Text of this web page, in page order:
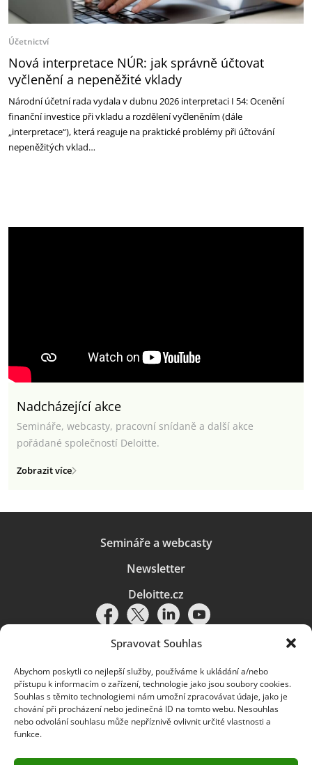
Spravovat Souhlas
Abychom poskytli co nejlepší služby, používáme k ukládání a/nebo
přístupu k informacím o zařízení, technologie jako jsou soubory cookies.
Souhlas s těmito technologiemi nám umožní zpracovávat údaje, jako je
chování při procházení nebo jedinečná ID na tomto webu. Nesouhlas
nebo odvolání souhlasu může nepříznivě ovlivnit určité vlastnosti a
funkce.
Účetnictví
Nová interpretace NÚR: jak správně účtovat
vyčlenění a nepeněžité vklady
Národní účetní rada vydala v dubnu 2026 interpretaci I 54: Ocenění
finanční investice při vkladu a rozdělení vyčleněním (dále
„interpretace“), která reaguje na praktické problémy při účtování
nepeněžitých vklad…
Nadcházející akce
Semináře, webcasty, pracovní snídaně a další akce
pořádané společností Deloitte.
Zobrazit více
Semináře a webcasty
Newsletter
Deloitte.cz
Pravidla používání|Ochrana osobních údajů|Soubory cookies |
Deloitte.cz
© 2026. Více informací najdete vPravidlech používání.
Deloitte označuje jednu či více společností globální sítě členských
a přidružené subjekty (souhrnně „organizace Deloitte“). Společnost DTTL